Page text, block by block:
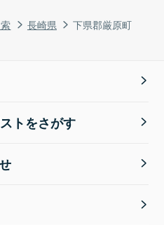
長崎県 下県郡厳原町
トをさがす